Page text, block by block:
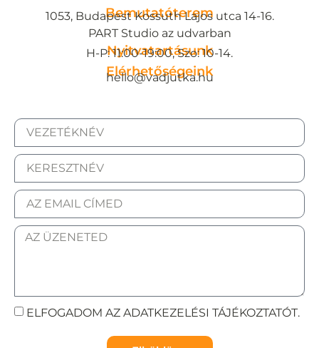
Bemutatóterem
1053, Budapest Kossuth Lajos utca 14-16.
PART Studio az udvarban
Nyitvatartásunk
H-P: 11:00-19:00, Szo: 10-14.
Elérhetőségeink
hello@vadjutka.hu
ELFOGADOM AZ ADATKEZELÉSI TÁJÉKOZTATÓT.